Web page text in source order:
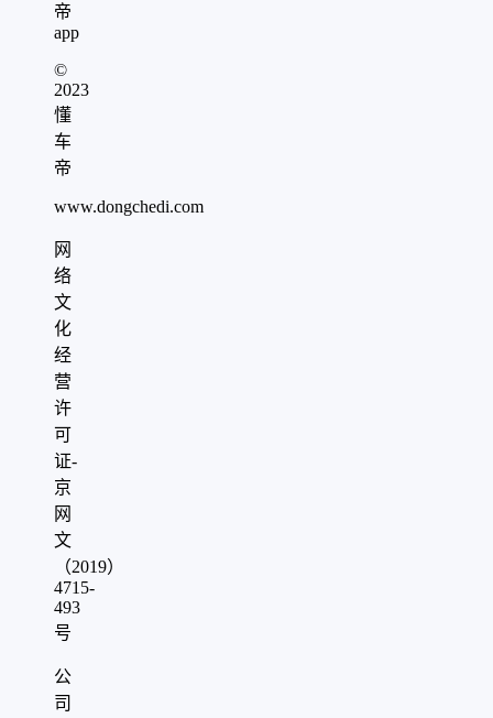
帝
app
©
2023
懂
车
帝
www.dongchedi.com
网
络
文
化
经
营
许
可
证-
京
网
文
（2019）
4715-
493
号
公
司